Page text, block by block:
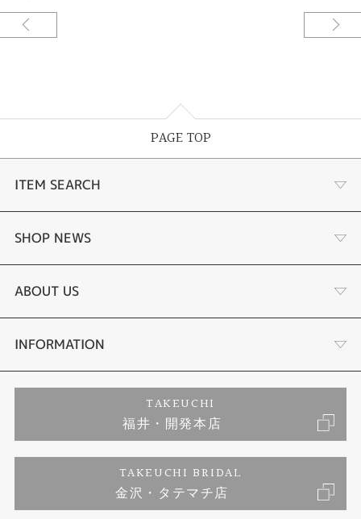
PAGE TOP
ITEM SEARCH
婚約指輪
結婚指輪
セットリング
婚約ネックレス
エタニティリング
SHOP NEWS
タケウチのこだわり
プロポーズサポート
ブランドリスト
ジュエリーリフォーム
福井指輪工房｜手作りペアリング
ABOUT US
会社概要
お客様の声
INFORMATION
プライバシーポリシー
TAKEUCHI
福井・開発本店
TAKEUCHI BRIDAL
金沢・タテマチ店